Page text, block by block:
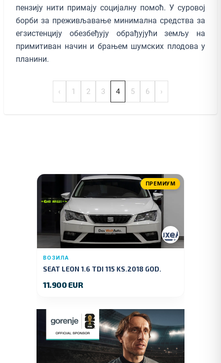
пензију нити примају социјалну помоћ. У суровој
борби за преживљавање минимална средства за
егзистенцију обезбеђују обрађујући земљу на
примитиван начин и брањем шумских плодова у
планини.
‹ 1 2 3 4 5 6 ›
ПРЕМИУМ
ВОЗИЛА
SEAT LEON 1.6 TDI 115 KS.2018 GOD.
11.900 EUR